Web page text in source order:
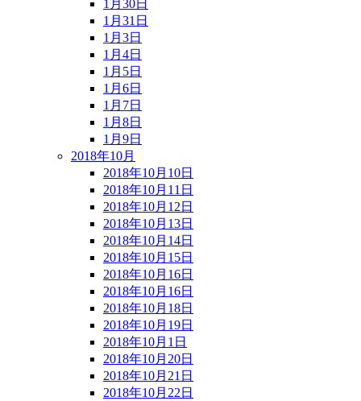
1月30日
1月31日
1月3日
1月4日
1月5日
1月6日
1月7日
1月8日
1月9日
2018年10月
2018年10月10日
2018年10月11日
2018年10月12日
2018年10月13日
2018年10月14日
2018年10月15日
2018年10月16日
2018年10月16日
2018年10月18日
2018年10月19日
2018年10月1日
2018年10月20日
2018年10月21日
2018年10月22日